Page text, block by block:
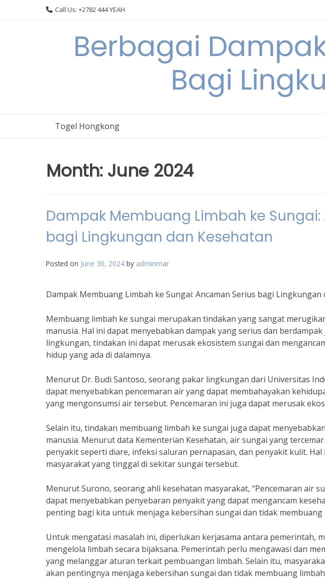
Call Us: +2782 444 YEAH
Berbagai
Bagi
Togel Hongkong
Month: June 2024
Dampak Membuang Limbah ke
bagi Lingkungan dan Kesehatan
Posted on June 30, 2024 by adminmar
Dampak Membuang Limbah ke Sungai: Ancaman Serius bagi Lingkungan
Membuang limbah ke sungai merupakan tindakan yang sangat
manusia. Hal ini dapat menyebabkan dampak yang serius dan
lingkungan, tindakan ini dapat merusak ekosistem sungai dan
hidup yang ada di dalamnya.
Menurut Dr. Budi Santoso, seorang pakar lingkungan dari Universitas
dapat menyebabkan pencemaran air yang dapat membahayakan
yang mengonsumsi air tersebut. Pencemaran ini juga dapat merusak
Selain itu, tindakan membuang limbah ke sungai juga dapat
manusia. Menurut data Kementerian Kesehatan, air sungai yang
penyakit seperti diare, infeksi saluran pernapasan, dan penyakit kulit.
masyarakat yang tinggal di sekitar sungai tersebut.
Menurut Surono, seorang ahli kesehatan masyarakat, “Pencemaran air
dapat menyebabkan penyebaran penyakit yang dapat mengancam
penting bagi kita untuk menjaga kebersihan sungai dan tidak membuang
Untuk mengatasi masalah ini, diperlukan kerjasama antara pemerintah,
mengelola limbah secara bijaksana. Pemerintah perlu mengawasi dan
yang melanggar aturan terkait pembuangan limbah. Selain itu,
akan pentingnya menjaga kebersihan sungai dan tidak membuang